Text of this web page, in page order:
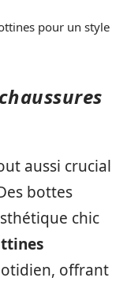
pour un style
aussi crucial
bottes
chic
offrant